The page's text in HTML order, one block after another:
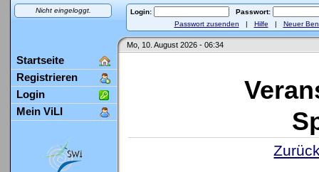
Nicht eingeloggt. Login:
Passwort:
Passwort zusenden | Hilfe | Neuer
Mo, 10. August 2026 - 06:34
Startseite
Registrieren
Login
Mein ViLI